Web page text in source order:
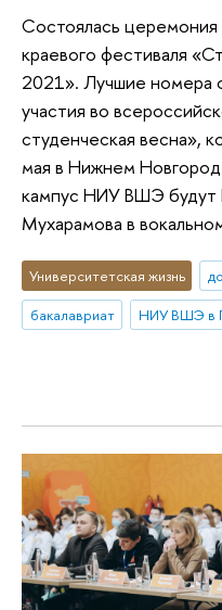
Состоялась
краевого фестиваля
2021». Лучшие номера
участия во
студенческая весна»,
мая в Нижнем
кампус НИУ ВШЭ будут
Мухарамова в
Университетская жизнь
бакалавриат
НИУ ВШЭ в